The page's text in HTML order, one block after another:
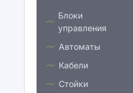
Блоки
управления
Автоматы
Кабели
Стойки